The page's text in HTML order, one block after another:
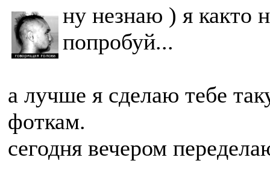
ну незнаю ) я както
попробуй...
а лучше я сделаю тебе
фоткам.
сегодня вечером